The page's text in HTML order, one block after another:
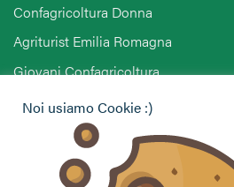
Confagricoltura Donna
Agriturist Emilia Romagna
Giovani Confagricoltura
Pensionati Confagricoltura
Hai bisogno di informazioni?
Vuoi contattarci per ricevere
Noi usiamo Cookie :)